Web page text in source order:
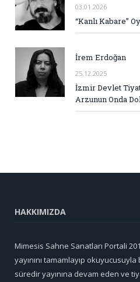
03.01.2026
“Kanlı Kabare”
İrem Erdoğan
25.12.2025
İzmir Devlet
Arzunun Onda
HAKKIMIZDA
Mimesis Sahne Sanatları Portali
yayınını tamamlayıp okuyucusuyla
süredir yayınına devam eden ve